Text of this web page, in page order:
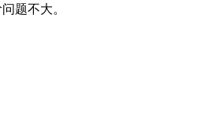
题不大。